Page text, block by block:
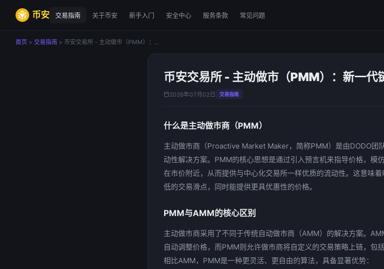
币安 交易指南 关于币安 新手入门 安全中心 服务条款 常见问题
首页 > 交易指南 > 币安交易所 - 主动做市（PMM）：...
币安交易所 - 主动做市（PMM）：新一代
2026年07月02日 交易指南
什么是主动做市商（PMM）
主动做市商（Proactive Market Maker，简称PMM）是由DODO团
动性解决方案。PMM的核心思想是通过引入预言机来指导价格，模
在市价附近，从而提供与中心化交易所一样优质的流动性。这意味
低的交易滑点，同时能提供更具优惠性的价格。
PMM与AMM的核心区别
主动做市商采用了不同于传统自动做市商（AMM）的解决方案。
自动调整价格，而PMM则允许做市商将自定义的交易策略上链，包
相比AMM，PMM是一种更灵活、更自由的算法，具备显著优势：